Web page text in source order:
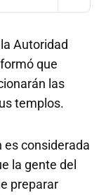
Autoridad
que
las
templos.
es considerada
la gente del
preparar